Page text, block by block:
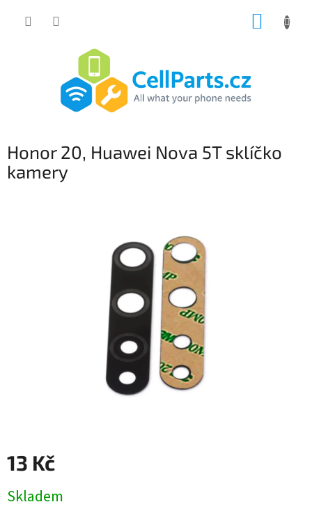
Honor 20, Huawei Nova 5T sklíčko
kamery
13 Kč
cena:
Skladem